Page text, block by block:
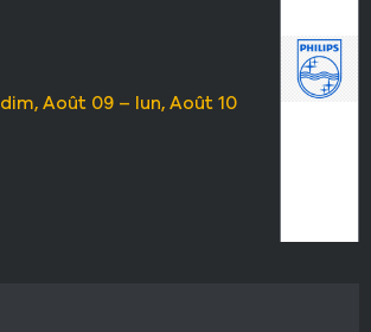
dim, Août 09 – lun, Août 10